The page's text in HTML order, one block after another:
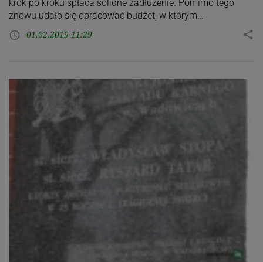
krok po kroku spłaca solidne zadłużenie. Pomimo tego
znowu udało się opracować budżet, w którym…
access_time 01.02.2019 11:29 share